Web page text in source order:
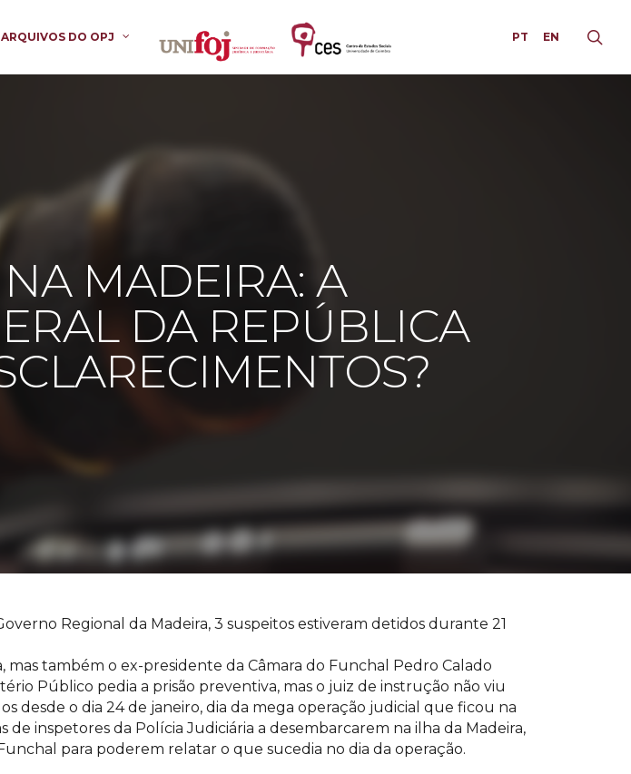
PT EN
ARQUIVOS DO OPJ
MADEIRA: A
DA REPÚBLICA
Regional da Madeira, 3 suspeitos estiveram detidos durante 21
mas também o ex-presidente da Câmara do Funchal Pedro Calado
Público pedia a prisão preventiva, mas o juiz de instrução não viu
desde o dia 24 de janeiro, dia da mega operação judicial que ficou na
inspetores da Polícia Judiciária a desembarcarem na ilha da Madeira,
para poderem relatar o que sucedia no dia da operação.